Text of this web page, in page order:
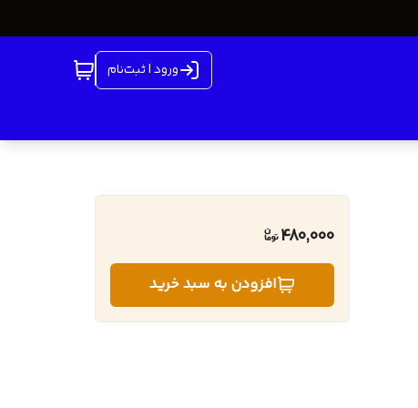
ورود | ثبت‌نام
480,000
افزودن به سبد خرید